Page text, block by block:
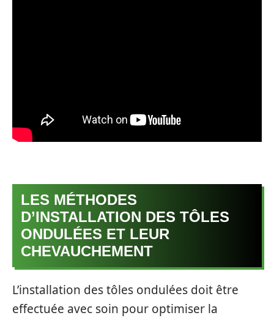
LES MÉTHODES
D’INSTALLATION DES TÔLES
ONDULÉES ET LEUR
CHEVAUCHEMENT
L’installation des tôles ondulées doit être
effectuée avec soin pour optimiser la